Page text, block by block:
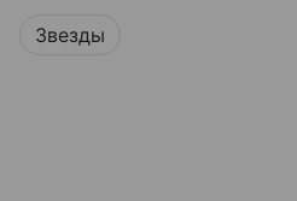
Звезды